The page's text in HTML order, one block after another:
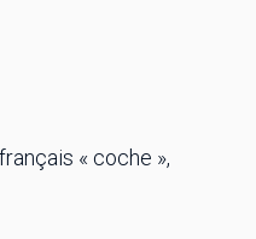
« coche »,